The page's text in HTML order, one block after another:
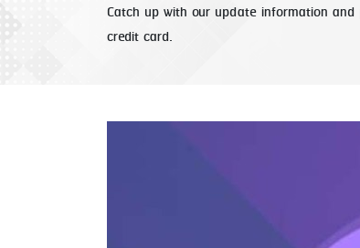
Catch up with our update information
credit card.